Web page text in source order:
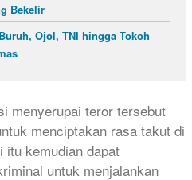
Bekelir
Ojol, TNI hingga Tokoh
menyerupai teror tersebut
menciptakan rasa takut di
itu kemudian dapat
untuk menjalankan